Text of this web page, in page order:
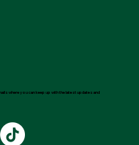
where you can keep up with the latest updates and